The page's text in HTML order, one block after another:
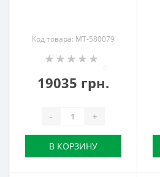
Код товара: MT-580079
19035 грн.
- +
В КОРЗИНУ